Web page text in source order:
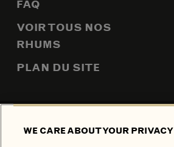
FAQ
VOIR TOUS NOS
RHUMS
PLAN DU SITE
WE CARE ABOUT YOUR PRIVACY